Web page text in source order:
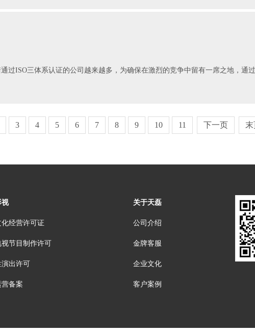
过ISO三体系认证的公司越来越多，为确保在激烈的竞争中留有一席之地，通
3 4 5 6 7 8 9 10 11 下一页
视
化经营许可证
视节目制作许可
出许可
备案
关于天磊
公司介绍
金牌客服
企业文化
客户案例